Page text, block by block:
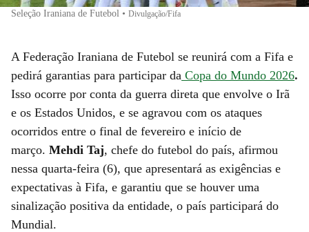
Seleção Iraniana de Futebol • Divulgação/Fifa
A Federação Iraniana de Futebol se reunirá com a Fifa e
pedirá garantias para participar da Copa do Mundo 2026.
Isso ocorre por conta da guerra direta que envolve o Irã
e os Estados Unidos, e se agravou com os ataques
ocorridos entre o final de fevereiro e início de
março. Mehdi Taj, chefe do futebol do país, afirmou
nessa quarta-feira (6), que apresentará as exigências e
expectativas à Fifa, e garantiu que se houver uma
sinalização positiva da entidade, o país participará do
Mundial.